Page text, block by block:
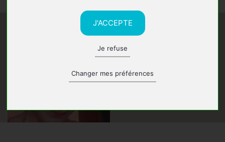
J'ACCEPTE
Je refuse
Changer mes préférences